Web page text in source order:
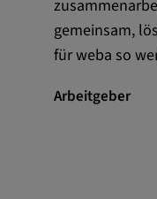
gemeinsam,
für weba so
Arbeitgeber
_pk_id.*,